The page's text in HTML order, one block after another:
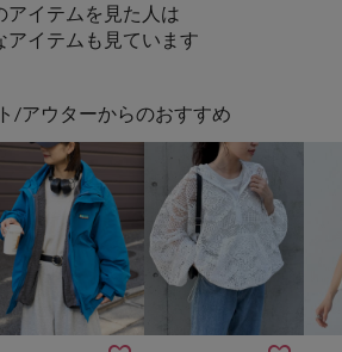
アイテムを見た人は
アイテムも見ています
/アウターからのおすすめ